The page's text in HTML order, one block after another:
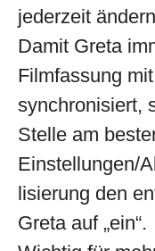
jederzeit
Damit Greta
Filmfassung
synchronisiert,
Stelle am
Einstellungen/
lisierung den
Greta auf „ein“.